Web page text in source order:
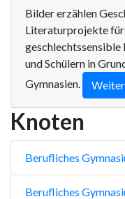
Bilder erzählen
Literaturprojekte
geschlechtssensible
und Schülern in
Gymnasien.
Knoten
Berufliches
Berufliches